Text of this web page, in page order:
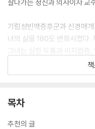
잘나가는 정신과 의사이자 교
기립성빈맥증후군과 신경매
녀의 삶을 180도 변화시켰다.
그녀는 심한 두통과 어지럼증
차 자신의 의지대로 앉아 있
해마지않던 의사로서의 일과
low your heart(자신의 진심
목차
추천의 글